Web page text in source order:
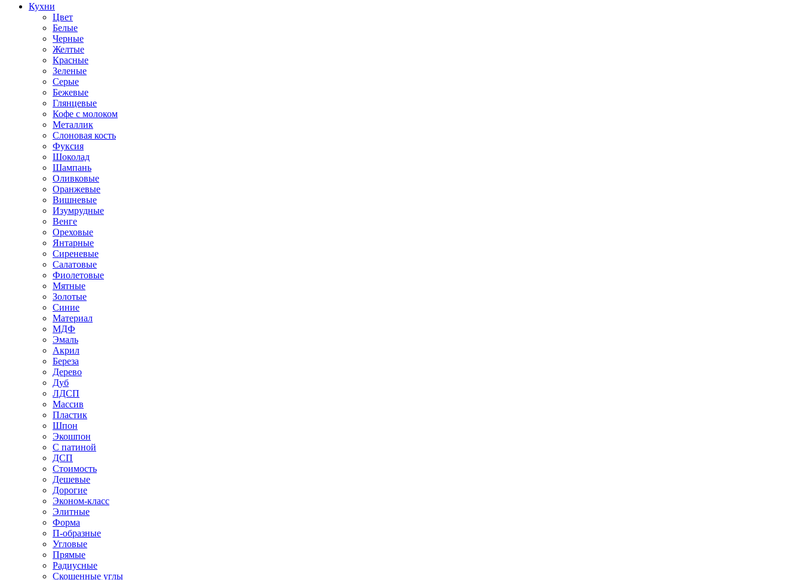
Кухни
Цвет
Белые
Черные
Желтые
Красные
Зеленые
Серые
Бежевые
Глянцевые
Кофе с молоком
Металлик
Слоновая кость
Фуксия
Шоколад
Шампань
Оливковые
Оранжевые
Вишневые
Изумрудные
Венге
Ореховые
Янтарные
Сиреневые
Салатовые
Фиолетовые
Мятные
Золотые
Синие
Материал
МДФ
Эмаль
Акрил
Береза
Дерево
Дуб
ЛДСП
Массив
Пластик
Шпон
Экошпон
С патиной
ДСП
Стоимость
Дешевые
Дорогие
Эконом-класс
Элитные
Форма
П-образные
Угловые
Прямые
Радиусные
Скошенные углы